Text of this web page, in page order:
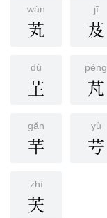
wán
芄
jī
芨
dù
芏
péng
芃
gǎn
芉
yù
芌
zhì
芖